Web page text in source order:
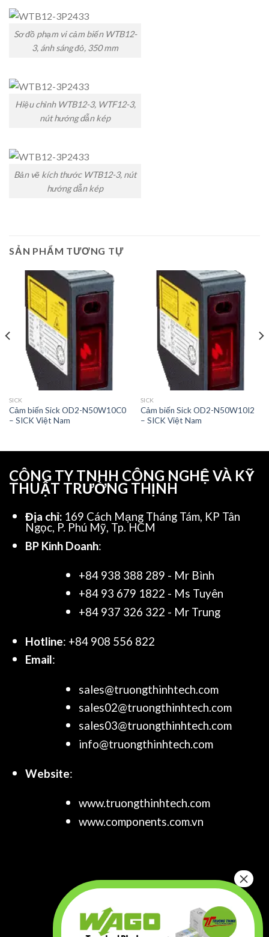
Sơ đồ phạm vi cảm biến WTB12-
3, ánh sáng đỏ, 350 mm
Hiệu chỉnh WTB12-3, WTF12-3,
nút hướng dẫn kép
Bản vẽ kích thước WTB12-3, nút
hướng dẫn kép
SẢN PHẨM TƯƠNG TỰ
SICK
Cảm biến Sick OD2-N50W10C0
– SICK Việt Nam
SICK
Cảm biến Sick OD2-N50W10I2
– SICK Việt Nam
CÔNG TY TNHH CÔNG NGHỆ VÀ KỸ
THUẬT TRƯỜNG THỊNH
Địa chỉ: 169 Cách Mạng Tháng Tám, KP Tân
Ngọc, P. Phú Mỹ, Tp. HCM
BP Kinh Doanh:
+84 938 388 289 - Mr Bình
+84 93 679 1822 - Ms Tuyên
+84 937 326 322 - Mr Trung
Hotline: +84 908 556 822
Email:
sales@truongthinhtech.com
sales02@truongthinhtech.com
sales03@truongthinhtech.com
info@truongthinhtech.com
Website:
www.truongthinhtech.com
www.components.com.vn